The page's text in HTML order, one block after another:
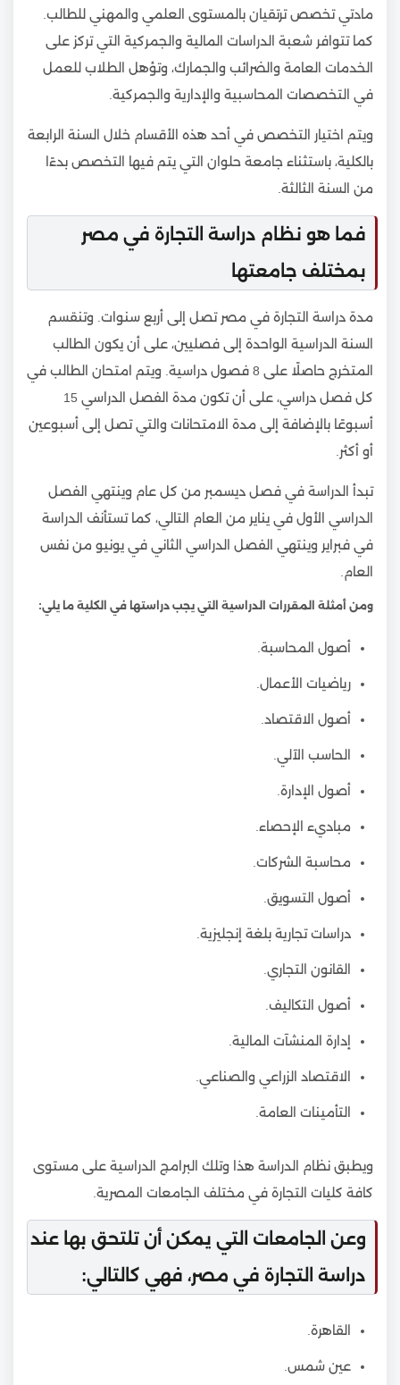
مادتي تخصص ترتقيان بالمستوى العلمي والمهني للطالب.
كما تتوافر شعبة الدراسات المالية والجمركية التي تركز على
الخدمات العامة والضرائب والجمارك، وتؤهل الطلاب للعمل
في التخصصات المحاسبية والإدارية والجمركية.
ويتم اختيار التخصص في أحد هذه الأقسام خلال السنة الرابعة
بالكلية، باستثناء جامعة حلوان التي يتم فيها التخصص بدءًا
من السنة الثالثة.
فما هو نظام دراسة التجارة في مصر
بمختلف جامعتها
مدة دراسة التجارة في مصر تصل إلى أربع سنوات. وتنقسم
السنة الدراسية الواحدة إلى فصليين، على أن يكون الطالب
المتخرج حاصلًا على 8 فصول دراسية. ويتم امتحان الطالب في
كل فصل دراسي، على أن تكون مدة الفصل الدراسي 15
أسبوعًا بالإضافة إلى مدة الامتحانات والتي تصل إلى أسبوعين
أو أكثر.
تبدأ الدراسة في فصل ديسمبر من كل عام وينتهي الفصل
الدراسي الأول في يناير من العام التالي، كما تستأنف الدراسة
في فبراير وينتهي الفصل الدراسي الثاني في يونيو من نفس
العام.
ومن أمثلة المقررات الدراسية التي يجب دراستها في الكلية ما يلي:
أصول المحاسبة.
رياضيات الأعمال.
أصول الاقتصاد.
الحاسب الآلي.
أصول الإدارة.
مباديء الإحصاء.
محاسبة الشركات.
أصول التسويق.
دراسات تجارية بلغة إنجليزية.
القانون التجاري.
أصول التكاليف.
إدارة المنشآت المالية.
الاقتصاد الزراعي والصناعي.
التأمينات العامة.
ويطبق نظام الدراسة هذا وتلك البرامج الدراسية على مستوى
كافة كليات التجارة في مختلف الجامعات المصرية.
وعن الجامعات التي يمكن أن تلتحق بها عند
دراسة التجارة في مصر، فهي كالتالي:
القاهرة.
عين شمس.